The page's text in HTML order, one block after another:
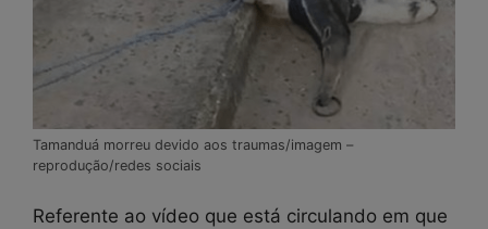
Tamanduá morreu devido aos traumas/imagem –
reprodução/redes sociais
Referente ao vídeo que está circulando em que